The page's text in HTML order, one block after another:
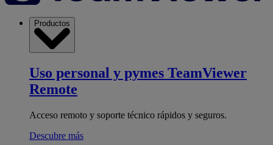
Productos
Uso personal y pymes TeamViewer
Remote
Acceso remoto y soporte técnico rápidos y seguros.
Descubre más